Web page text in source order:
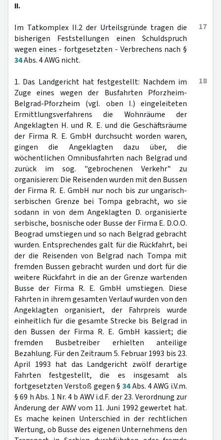
II.
17
Im Tatkomplex II.2 der Urteilsgründe tragen die
bisherigen Feststellungen einen Schuldspruch
wegen eines - fortgesetzten - Verbrechens nach §
34Abs. 4 AWG nicht.
18
1. Das Landgericht hat festgestellt: Nachdem im
Zuge eines wegen der Busfahrten Pforzheim-
Belgrad-Pforzheim (vgl. oben I.) eingeleiteten
Ermittlungsverfahrens die Wohnräume der
Angeklagten H. und R. E. und die Geschäftsräume
der Firma R. E. GmbH durchsucht worden waren,
gingen die Angeklagten dazu über, die
wöchentlichen Omnibusfahrten nach Belgrad und
zurück im sog. "gebrochenen Verkehr" zu
organisieren: Die Reisenden wurden mit den Bussen
der Firma R. E. GmbH nur noch bis zur ungarisch-
serbischen Grenze bei Tompa gebracht, wo sie
sodann in von dem Angeklagten D. organisierte
serbische, bosnische oder Busse der Firma E. D.O.O.
Beograd umstiegen und so nach Belgrad gebracht
wurden. Entsprechendes galt für die Rückfahrt, bei
der die Reisenden von Belgrad nach Tompa mit
fremden Bussen gebracht wurden und dort für die
weitere Rückfahrt in die an der Grenze wartenden
Busse der Firma R. E. GmbH umstiegen. Diese
Fahrten in ihrem gesamten Verlauf wurden von den
Angeklagten organisiert, der Fahrpreis wurde
einheitlich für die gesamte Strecke bis Belgrad in
den Bussen der Firma R. E. GmbH kassiert; die
fremden Busbetreiber erhielten anteilige
Bezahlung. Für den Zeitraum 5. Februar 1993 bis 23.
April 1993 hat das Landgericht zwölf derartige
Fahrten festgestellt, die es insgesamt als
fortgesetzten Verstoß gegen § 34Abs. 4 AWG i.V.m.
§ 69 h Abs. 1 Nr. 4 b AWV i.d.F. der 23. Verordnung zur
Änderung der AWV vom 11. Juni 1992 gewertet hat.
Es mache keinen Unterschied in der rechtlichen
Wertung, ob Busse des eigenen Unternehmens den